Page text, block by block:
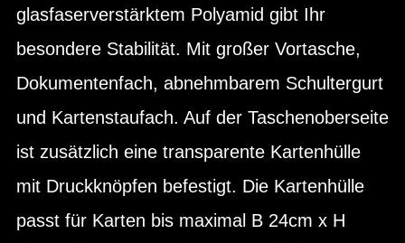
glasfaserverstärktem Polyamid gibt Ihr
besondere Stabilität. Mit großer Vortasche,
Dokumentenfach, abnehmbarem Schultergurt
und Kartenstaufach. Auf der Taschenoberseite
ist zusätzlich eine transparente Kartenhülle
mit Druckknöpfen befestigt. Die Kartenhülle
passt für Karten bis maximal B 24cm x H